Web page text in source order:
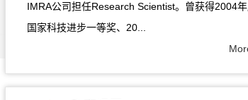
IMRA公司担任Research Scientist。曾获得2004
国家科技进步一等奖、20...